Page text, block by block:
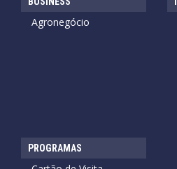
Agronegócio
PROGRAMAS